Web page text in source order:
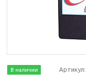
В наличии